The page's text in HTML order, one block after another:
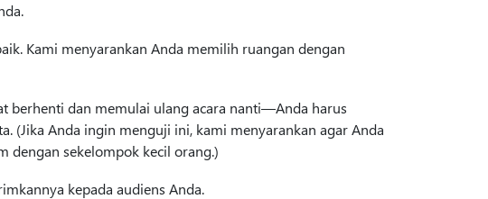
Kami menyarankan Anda memilih ruangan dengan
berhenti dan memulai ulang acara nanti—Anda harus
(Jika Anda ingin menguji ini, kami menyarankan agar Anda
dengan sekelompok kecil orang.)
kepada audiens Anda.